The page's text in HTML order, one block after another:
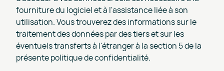
fourniture du logiciel et à l'assistance liée à son
utilisation. Vous trouverez des informations sur le
traitement des données par des tiers et sur les
éventuels transferts à l'étranger à la section 5 de la
présente politique de confidentialité.